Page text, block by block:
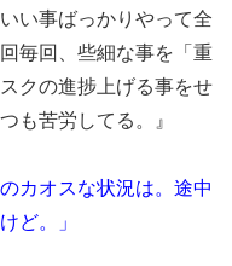
い事ばっかりやって全
毎回、些細な事を「重
クの進捗上げる事をせ
も苦労してる。』
カオスな状況は。途中
ど。」